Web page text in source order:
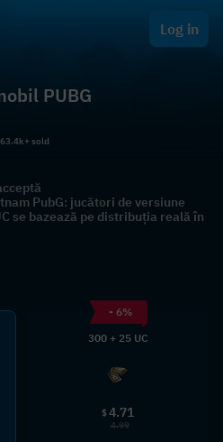
Log in
PUBG
sold
PubG: jucători de versiune
se bazează pe distribuția reală în
- 6%
300 + 25 UC
$4.71
4.99